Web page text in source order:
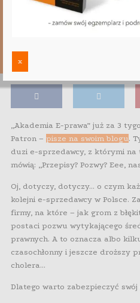
20 maja 2014 Dodaj komentarz
„Akademia E-prawa” już za 3
Patron – pisze na swoim blogu.
duzi e-sprzedawcy, z którymi na
mówią: „Przepisy? Pozwy? Eee,
Oj, dotyczy, dotyczy… o czym
kolejni e-sprzedawcy w Polsce.
firmy, na które – jak grom z
postaci pozwu wytykającego
prawnych. A to oznacza albo
czasochłonny i jeszcze droższy
cholera…
Dlatego warto zabezpieczyć
x